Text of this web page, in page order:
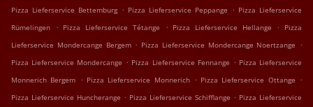
Pizza Lieferservice Bettemburg . Pizza Lieferservice Peppange . Pizza Lieferservice
Rümelingen
. Pizza Lieferservice Tétange . Pizza Lieferservice Hellange .
Pizza
Lieferservice Mondercange Bergem . Pizza Lieferservice Mondercange Noertzange .
Pizza Lieferservice Mondercange . Pizza Lieferservice Fennange . Pizza Lieferservice
Monnerich Bergem . Pizza Lieferservice Monnerich . Pizza Lieferservice Ottange .
Pizza Lieferservice Huncherange . Pizza Lieferservice Schifflange . Pizza Lieferservice